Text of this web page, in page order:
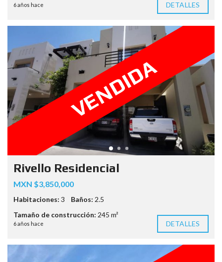
6 años hace DETALLES
VENDIDA
Rivello Residencial
MXN $3,850,000
Habitaciones: 3 Baños: 2.5
Tamaño de construcción: 245 m²
6 años hace DETALLES